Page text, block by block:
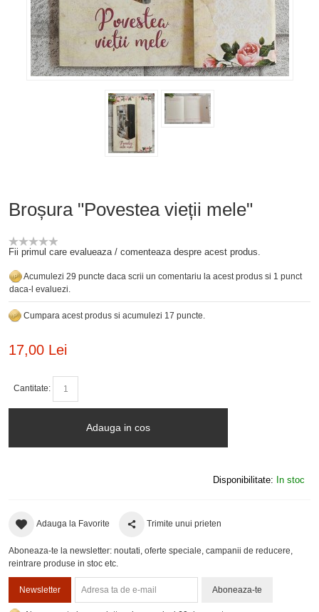
Broșura "Povestea vieții mele"
Fii primul care evalueaza / comenteaza despre acest produs.
Acumulezi 29 puncte daca scrii un comentariu la acest produs si 1 punct
daca-l evaluezi.
Cumpara acest produs si acumulezi 17 puncte.
17,00 Lei
Cantitate:
Adauga in cos
Disponibilitate: In stoc
Adauga la Favorite Trimite unui prieten
Aboneaza-te la newsletter: noutati, oferte speciale, campanii de reducere,
reintrare produse in stoc etc.
Newsletter Aboneaza-te